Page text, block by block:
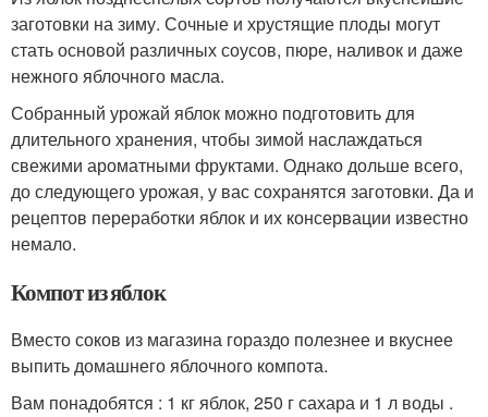
заготовки на зиму. Сочные и хрустящие плоды могут
стать основой различных соусов, пюре, наливок и даже
нежного яблочного масла.
Собранный урожай яблок можно подготовить для
длительного хранения, чтобы зимой наслаждаться
свежими ароматными фруктами. Однако дольше всего,
до следующего урожая, у вас сохранятся заготовки. Да и
рецептов переработки яблок и их консервации известно
немало.
Компот из яблок
Вместо соков из магазина гораздо полезнее и вкуснее
выпить домашнего яблочного компота.
Вам понадобятся : 1 кг яблок, 250 г сахара и 1 л воды .